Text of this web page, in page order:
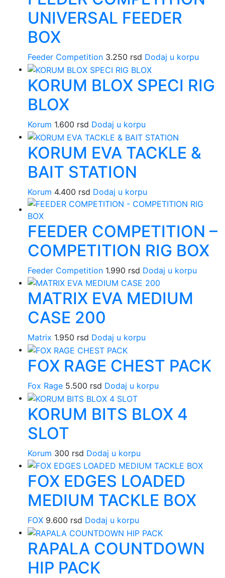
UNIVERSAL FEEDER
BOX
Feeder Competition 3.250 rsd Dodaj u korpu
KORUM BLOX SPECI RIG
BLOX
Korum 1.600 rsd Dodaj u korpu
KORUM EVA TACKLE &
BAIT STATION
Korum 4.400 rsd Dodaj u korpu
FEEDER COMPETITION –
COMPETITION RIG BOX
Feeder Competition 1.990 rsd Dodaj u korpu
MATRIX EVA MEDIUM
CASE 200
Matrix 1.950 rsd Dodaj u korpu
FOX RAGE CHEST PACK
Fox Rage 5.500 rsd Dodaj u korpu
KORUM BITS BLOX 4
SLOT
Korum 300 rsd Dodaj u korpu
FOX EDGES LOADED
MEDIUM TACKLE BOX
FOX 9.600 rsd Dodaj u korpu
RAPALA COUNTDOWN
HIP PACK